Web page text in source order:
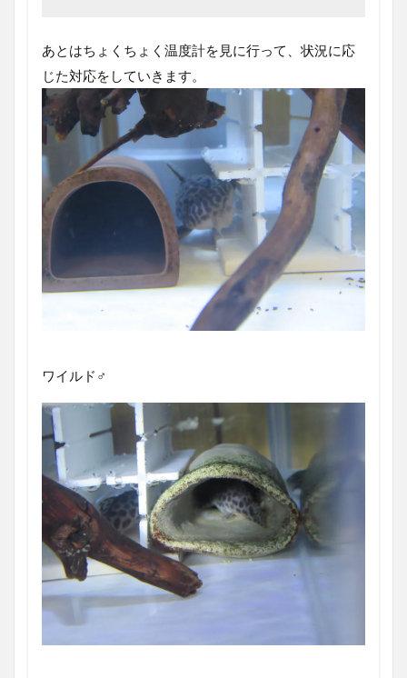
あとはちょくちょく温度計を見に行って、状況に応
じた対応をしていきます。
ワイルド♂